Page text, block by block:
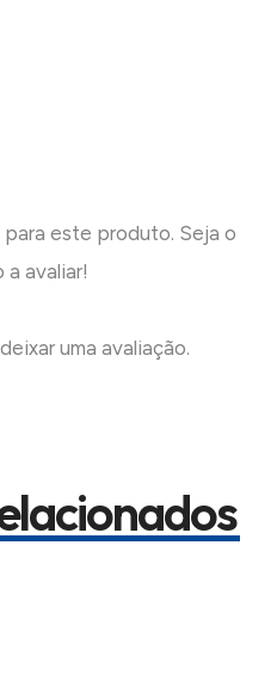
este produto. Seja o
a avaliar!
uma avaliação.